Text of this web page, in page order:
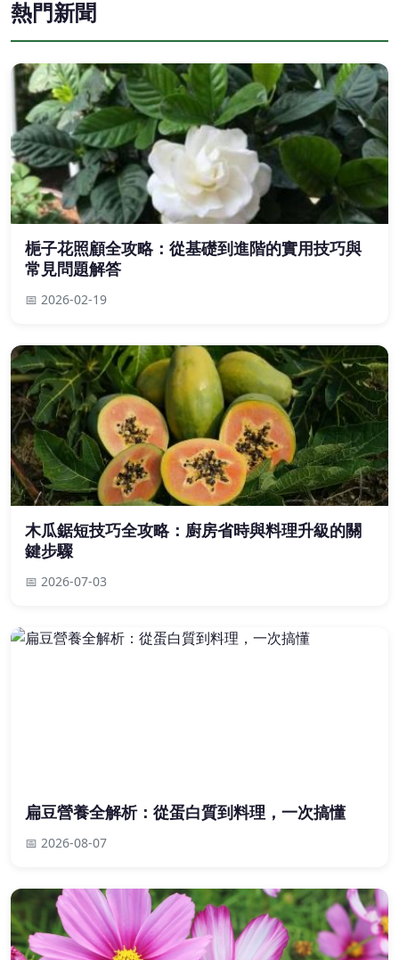
熱門新聞
梔子花照顧全攻略：從基礎到進階的實用技巧與
常見問題解答
📅 2026-02-19
木瓜鋸短技巧全攻略：廚房省時與料理升級的關
鍵步驟
📅 2026-07-03
扁豆營養全解析：從蛋白質到料理，一次搞懂
📅 2026-08-07